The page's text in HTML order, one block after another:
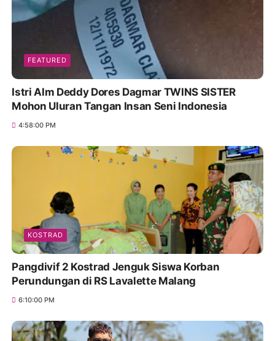
FEATURED
Istri Alm Deddy Dores Dagmar TWINS SISTER
Mohon Uluran Tangan Insan Seni Indonesia
4:58:00 PM
KOSTRAD
Pangdivif 2 Kostrad Jenguk Siswa Korban
Perundungan di RS Lavalette Malang
6:10:00 PM